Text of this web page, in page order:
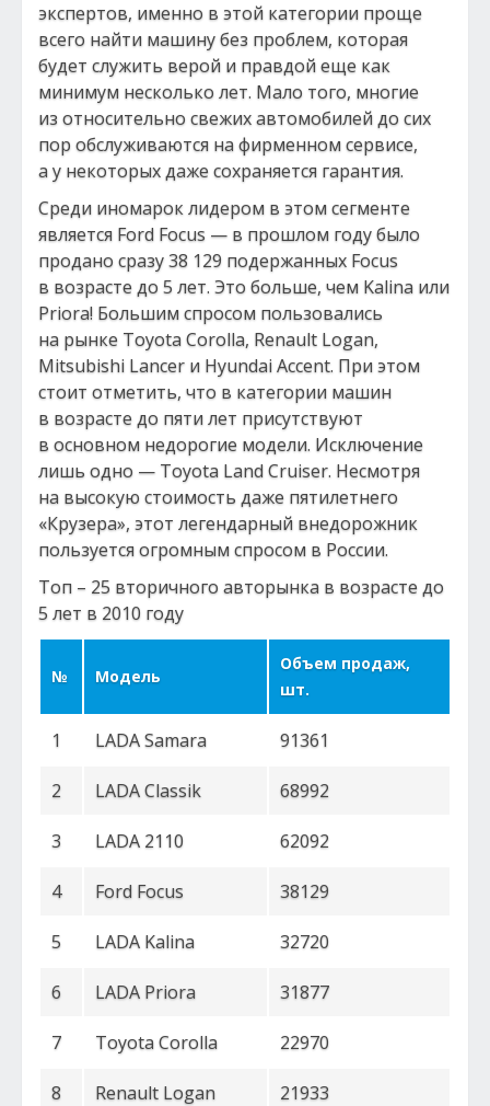
экспертов, именно в этой категории проще
всего найти машину без проблем, которая
будет служить верой и правдой еще как
минимум несколько лет. Мало того, многие
из относительно свежих автомобилей до сих
пор обслуживаются на фирменном сервисе,
а у некоторых даже сохраняется гарантия.
Среди иномарок лидером в этом сегменте
является Ford Focus — в прошлом году было
продано сразу 38 129 подержанных Focus
в возрасте до 5 лет. Это больше, чем Kalina или
Priora! Большим спросом пользовались
на рынке Toyota Corolla, Renault Logan,
Mitsubishi Lancer и Hyundai Accent. При этом
стоит отметить, что в категории машин
в возрасте до пяти лет присутствуют
в основном недорогие модели. Исключение
лишь одно — Toyota Land Cruiser. Несмотря
на высокую стоимость даже пятилетнего
«Крузера», этот легендарный внедорожник
пользуется огромным спросом в России.
Топ – 25 вторичного авторынка в возрасте до
5 лет в 2010 году
№ Модель
Объем продаж,
шт.
1 LADA Samara 91361
2 LADA Classik 68992
3 LADA 2110 62092
4 Ford Focus 38129
5 LADA Kalina 32720
6 LADA Priora 31877
7 Toyota Corolla 22970
8 Renault Logan 21933